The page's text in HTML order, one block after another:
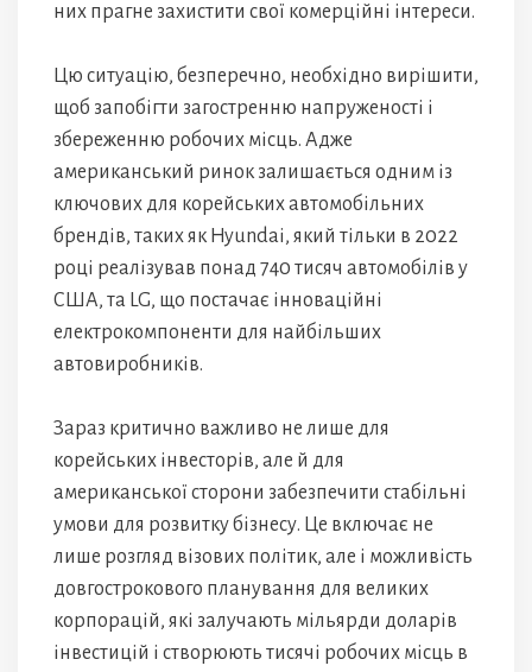
них прагне захистити свої комерційні інтереси.
Цю ситуацію, безперечно, необхідно вирішити,
щоб запобігти загостренню напруженості і
збереженню робочих місць. Адже
американський ринок залишається одним із
ключових для корейських автомобільних
брендів, таких як Hyundai, який тільки в 2022
році реалізував понад 740 тисяч автомобілів у
США, та LG, що постачає інноваційні
електрокомпоненти для найбільших
автовиробників.
Зараз критично важливо не лише для
корейських інвесторів, але й для
американської сторони забезпечити стабільні
умови для розвитку бізнесу. Це включає не
лише розгляд візових політик, але і можливість
довгострокового планування для великих
корпорацій, які залучають мільярди доларів
інвестицій і створюють тисячі робочих місць в